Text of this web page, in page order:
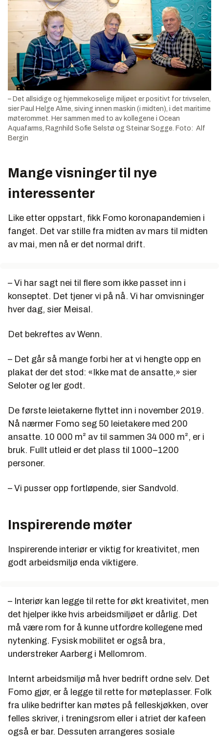
– Det allsidige og hjemmekoselige miljøet er positivt for trivselen,
sier Paul Helge Alme, siv.ing innen maskin (i midten), i det maritime
møterommet. Her sammen med to av kollegene i Ocean
Aquafarms, Ragnhild Sofie Selstø og Steinar Sogge. Foto: Alf
Bergin
Mange visninger til nye
interessenter
Like etter oppstart, fikk Fomo koronapandemien i
fanget. Det var stille fra midten av mars til midten
av mai, men nå er det normal drift.
– Vi har sagt nei til flere som ikke passet inn i
konseptet. Det tjener vi på nå. Vi har omvisninger
hver dag, sier Meisal.
Det bekreftes av Wenn.
– Det går så mange forbi her at vi hengte opp en
plakat der det stod: «Ikke mat de ansatte,» sier
Seloter og ler godt.
De første leietakerne flyttet inn i november 2019.
Nå nærmer Fomo seg 50 leietakere med 200
ansatte. 10 000 m² av til sammen 34 000 m², er i
bruk. Fullt utleid er det plass til 1000–1200
personer.
– Vi pusser opp fortløpende, sier Sandvold.
Inspirerende møter
Inspirerende interiør er viktig for kreativitet, men
godt arbeidsmiljø enda viktigere.
– Interiør kan legge til rette for økt kreativitet, men
det hjelper ikke hvis arbeidsmiljøet er dårlig. Det
må være rom for å kunne utfordre kollegene med
nytenking. Fysisk mobilitet er også bra,
understreker Aarberg i Mellomrom.
Internt arbeidsmiljø må hver bedrift ordne selv. Det
Fomo gjør, er å legge til rette for møteplasser. Folk
fra ulike bedrifter kan møtes på felleskjøkken, over
felles skriver, i treningsrom eller i atriet der kafeen
også er bar. Dessuten arrangeres sosiale